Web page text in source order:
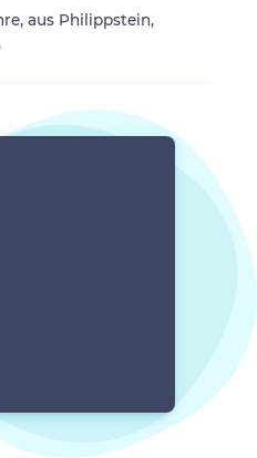
aus Philippstein,